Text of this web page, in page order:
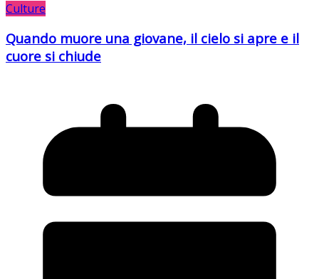
Culture
Quando muore una giovane, il cielo si apre e il
cuore si chiude